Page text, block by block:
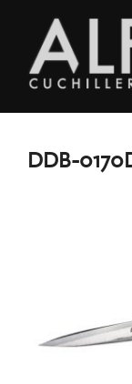
contenido
DDB-